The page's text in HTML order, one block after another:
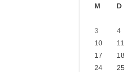
M
D
3
4
10
11
17
18
24
25